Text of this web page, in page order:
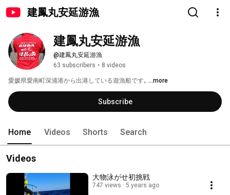
建鳳丸安延游漁
建鳳丸安延游漁
@建鳳丸安延游漁
63 subscribers • 8 videos
愛媛県愛南町深浦港から出港している遊漁船です｡ ...more
Subscribe
Home Videos Shorts Search
Videos
大物泳がせ初挑戦
747 views 5 years ago